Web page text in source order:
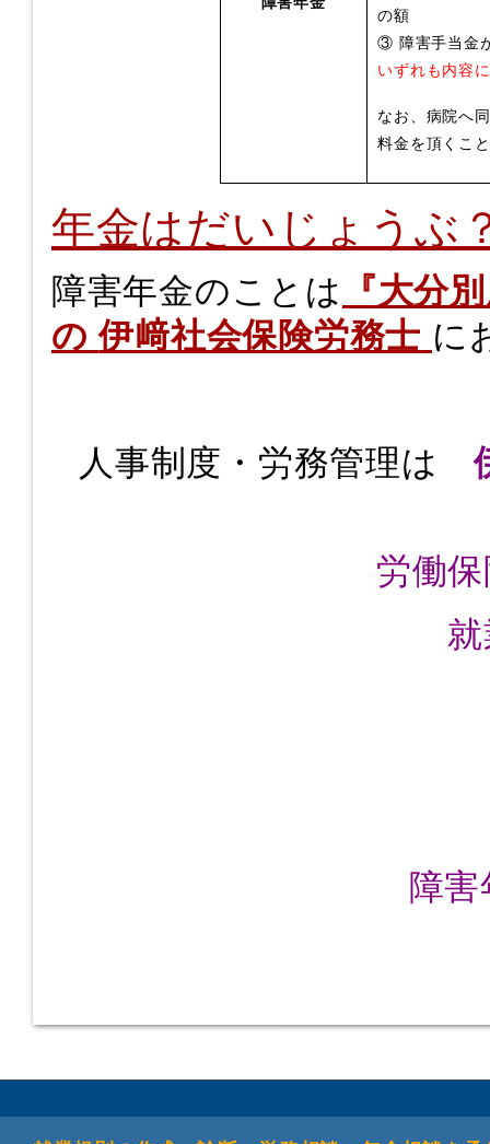
の額
③ 障害手当
いずれも内容
なお、病院へ
料金を頂くこ
年金はだいじょう
障害年金のことは
『大分
の伊﨑社会保険労務士 に
人事制度・労務管理は
労働
障